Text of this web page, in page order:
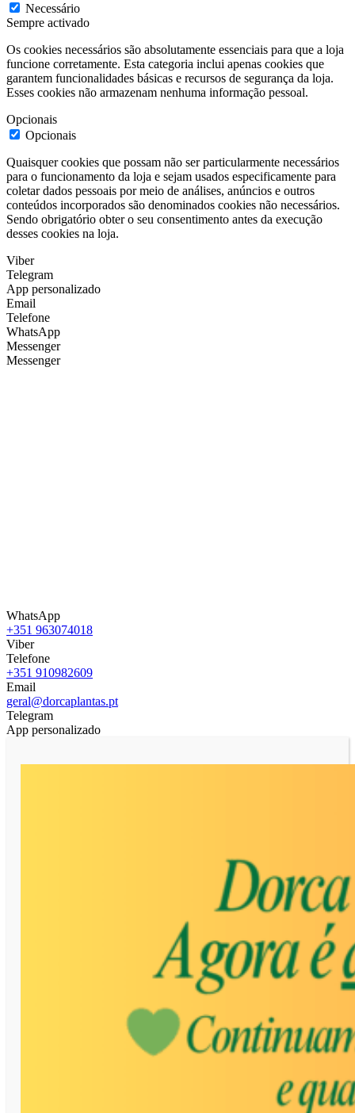
Necessário
Sempre activado
Os cookies necessários são absolutamente essenciais para que a loja
funcione corretamente. Esta categoria inclui apenas cookies que
garantem funcionalidades básicas e recursos de segurança da loja.
Esses cookies não armazenam nenhuma informação pessoal.
Opcionais
Opcionais
Quaisquer cookies que possam não ser particularmente necessários
para o funcionamento da loja e sejam usados especificamente para
coletar dados pessoais por meio de análises, anúncios e outros
conteúdos incorporados são denominados cookies não necessários.
Sendo obrigatório obter o seu consentimento antes da execução
desses cookies na loja.
Viber
Telegram
App personalizado
Email
Telefone
WhatsApp
Messenger
Messenger
WhatsApp
+351 963074018
Viber
Telefone
+351 910982609
Email
geral@dorcaplantas.pt
Telegram
App personalizado